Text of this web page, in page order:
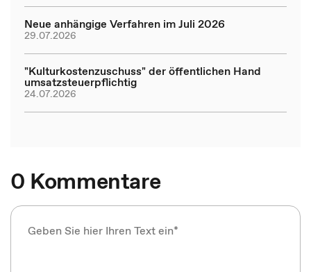
Neue anhängige Verfahren im Juli 2026
29.07.2026
"Kulturkostenzuschuss" der öffentlichen Hand
umsatzsteuerpflichtig
24.07.2026
0 Kommentare